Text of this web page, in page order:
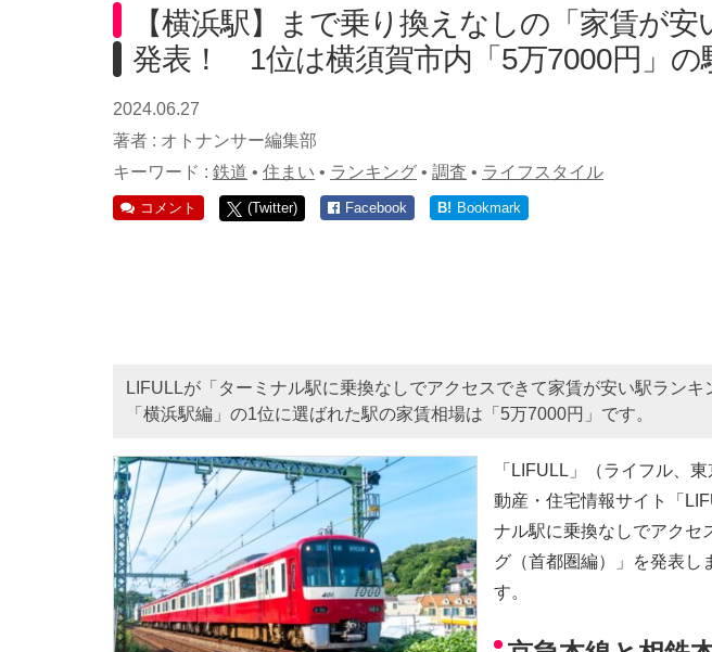
【横浜駅】まで乗り換えなしの「家賃が
発表！ 1位は横須賀市内「5万7000円」の
2024.06.27
著者 : オトナンサー編集部
キーワード : 鉄道 • 住まい • ランキング • 調査 • ライフスタイル
コメント (Twitter) Facebook B! Bookmark
LIFULLが「ターミナル駅に乗換なしでアクセスできて家賃が安い駅ランキ
「横浜駅編」の1位に選ばれた駅の家賃相場は「5万7000円」です。
「LIFULL」（ライフル、
動産・住宅情報サイト「
ナル駅に乗換なしでアクセ
グ（首都圏編）」を発表し
す。